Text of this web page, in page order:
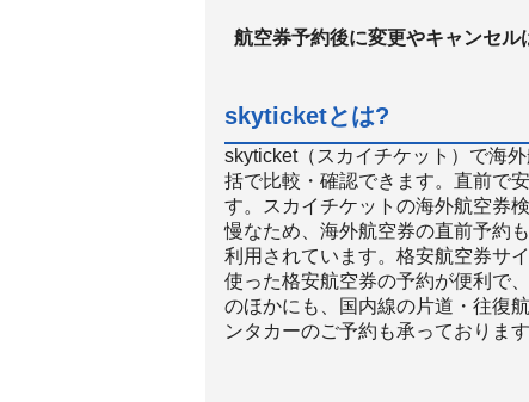
航空券予約後に変更やキャンセル
skyticketとは?
skyticket（スカイチケット）で海
括で比較・確認できます。直前で
す。スカイチケットの海外航空券
慢なため、海外航空券の直前予約
利用されています。格安航空券サ
使った格安航空券の予約が便利で
のほかにも、国内線の片道・往復
ンタカーのご予約も承っております